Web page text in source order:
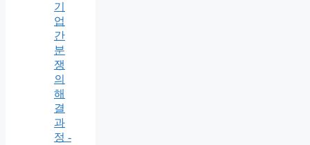
기
업
간
분
쟁
의
해
결
과
정 -